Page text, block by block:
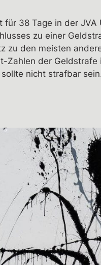
für 38 Tage in der
zu einer
zu den meisten
Zahlen der
nicht strafbar